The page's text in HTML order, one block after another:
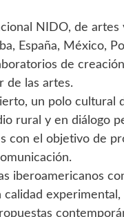
NIDO, de
España, México,
de
de las artes.
un polo cultural
rural y en diálogo
con el objetivo de
iberoamericanos